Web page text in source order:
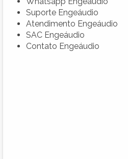
Suporte Engeáudio
Atendimento Engeáudio
SAC Engeáudio
Contato Engeáudio